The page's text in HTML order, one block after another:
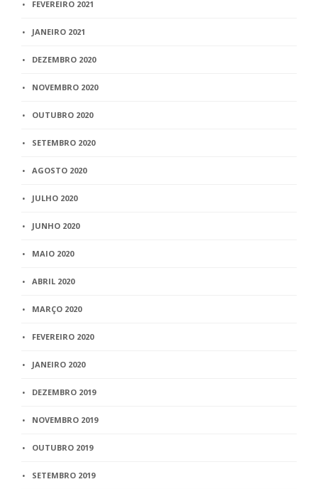
FEVEREIRO 2021
JANEIRO 2021
DEZEMBRO 2020
NOVEMBRO 2020
OUTUBRO 2020
SETEMBRO 2020
AGOSTO 2020
JULHO 2020
JUNHO 2020
MAIO 2020
ABRIL 2020
MARÇO 2020
FEVEREIRO 2020
JANEIRO 2020
DEZEMBRO 2019
NOVEMBRO 2019
OUTUBRO 2019
SETEMBRO 2019